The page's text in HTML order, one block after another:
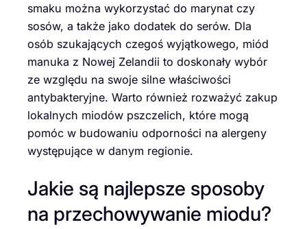
smaku można wykorzystać do marynat czy
sosów, a także jako dodatek do serów. Dla
osób szukających czegoś wyjątkowego, miód
manuka z Nowej Zelandii to doskonały wybór
ze względu na swoje silne właściwości
antybakteryjne. Warto również rozważyć zakup
lokalnych miodów pszczelich, które mogą
pomóc w budowaniu odporności na alergeny
występujące w danym regionie.
Jakie są najlepsze sposoby
na przechowywanie miodu?